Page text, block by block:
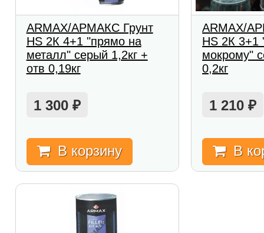
ARMAX/АРМАКС Грунт
HS 2К 4+1 "прямо на
металл" серый 1,2кг +
отв 0,19кг
1 300 ₽
В корзину
ARMAX/
HS 2К 3+1
мокрому"
0,2кг
1 210₽
В